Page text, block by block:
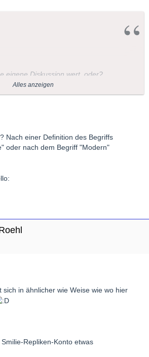
eigene Diskussion wert, oder?
Alles anzeigen
Nach einer Definition des Begriffs
oder nach dem Begriff "Modern"
sich in ähnlicher wie Weise wie wo hier
Repliken-Konto etwas